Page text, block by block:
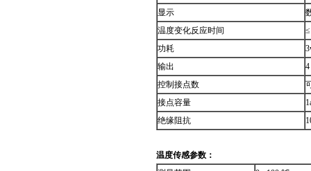
显示
温度变化反应时间
功耗
输出
控制接点数
接点容量
绝缘阻抗
温度传感参数：